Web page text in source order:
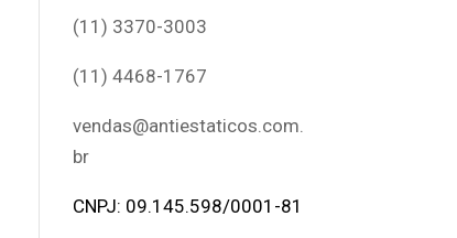
(11) 3370-3003
(11) 4468-1767
vendas@antiestaticos.com.
br
CNPJ: 09.145.598/0001-81